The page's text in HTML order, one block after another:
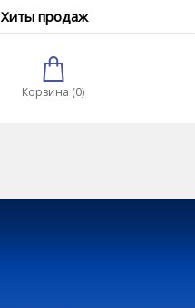
Хиты продаж
Корзина (0)